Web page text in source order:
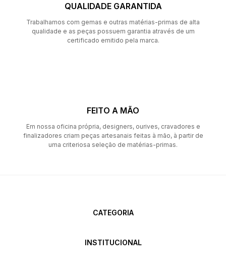
QUALIDADE GARANTIDA
Trabalhamos com gemas e outras matérias-primas de alta
qualidade e as peças possuem garantia através de um
certificado emitido pela marca.
FEITO A MÃO
Em nossa oficina própria, designers, ourives, cravadores e
finalizadores criam peças artesanais feitas à mão, à partir de
uma criteriosa seleção de matérias-primas.
CATEGORIA
INSTITUCIONAL